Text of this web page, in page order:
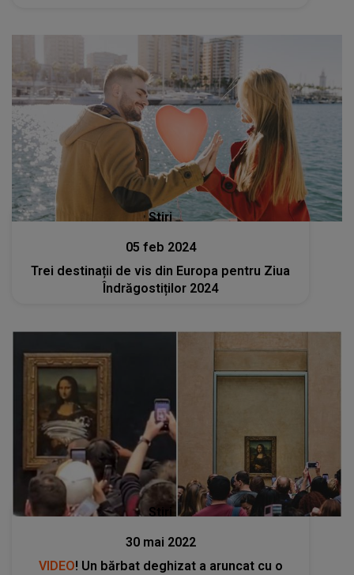
Stiri
05 feb 2024
Trei destinații de vis din Europa pentru Ziua
Îndrăgostiților 2024
Stiri
30 mai 2022
VIDEO! Un bărbat deghizat a aruncat cu o